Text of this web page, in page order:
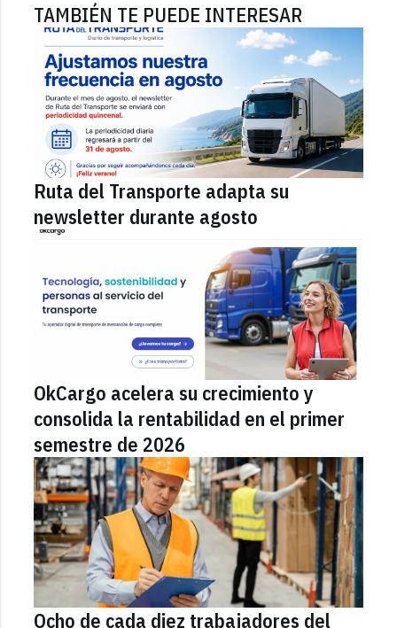
TAMBIÉN TE PUEDE INTERESAR
Ruta del Transporte adapta su
newsletter durante agosto
OkCargo acelera su crecimiento y
consolida la rentabilidad en el primer
semestre de 2026
Ocho de cada diez trabajadores del